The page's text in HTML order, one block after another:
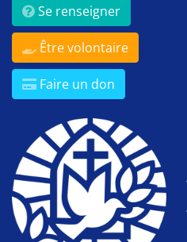
Se renseigner
Être volontaire
Faire un don